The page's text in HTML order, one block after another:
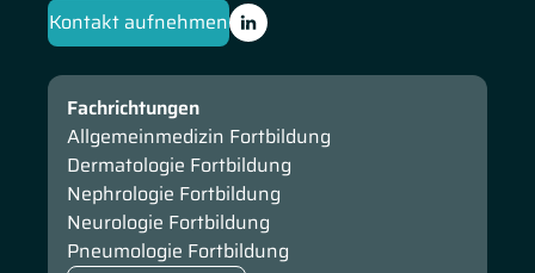
Kontakt aufnehmen
Fachrichtungen
Allgemeinmedizin Fortbildung
Dermatologie Fortbildung
Nephrologie Fortbildung
Neurologie Fortbildung
Pneumologie Fortbildung